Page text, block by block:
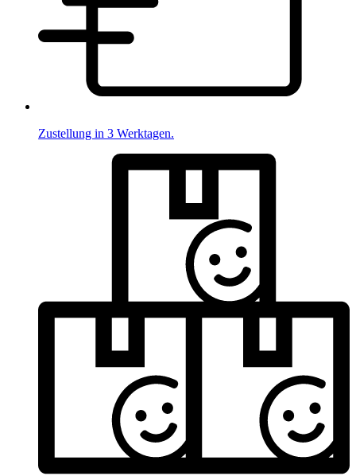
Zustellung in 3 Werktagen.